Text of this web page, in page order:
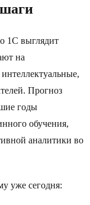
1C выглядит
на
Прогноз
годы
обучения,
аналитики во
уже сегодня: